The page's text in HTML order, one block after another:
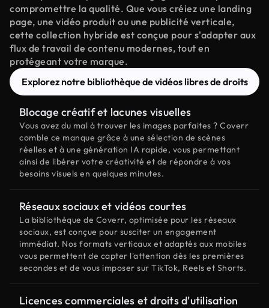
compromettre la qualité. Que vous créiez une landing
page, une vidéo produit ou une publicité verticale,
cette collection hybride est conçue pour s'adapter aux
flux de travail de contenu modernes, tout en
protégeant votre marque.
Explorez notre bibliothèque de vidéos libres de droits
Blocage créatif et lacunes visuelles
Vous avez du mal à trouver les images parfaites ? Coverr
comble ce manque grâce à une sélection de scènes
réelles et à une génération IA rapide, vous permettant
ainsi de libérer votre créativité et de répondre à vos
besoins visuels en quelques minutes.
Réseaux sociaux et vidéos courtes
La bibliothèque de Coverr, optimisée pour les réseaux
sociaux, est conçue pour susciter un engagement
immédiat. Nos formats verticaux et adaptés aux mobiles
vous permettent de capter l'attention dès les premières
secondes et de vous imposer sur TikTok, Reels et Shorts.
Licences commerciales et droits d'utilisation